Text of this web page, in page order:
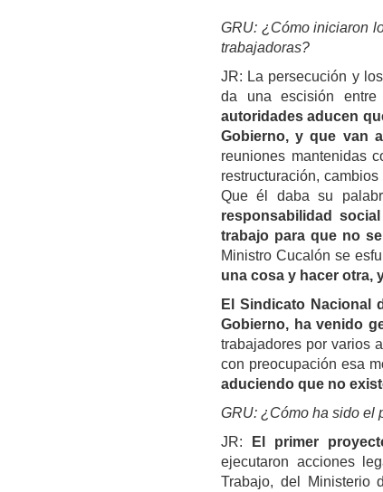
GRU: ¿Cómo iniciaron
trabajadoras?
JR: La persecución y
da una escisión
autoridades aducen
Gobierno, y que van
reuniones mantenidas
restructuración,
Que él daba su
responsabilidad
trabajo para que no
Ministro Cucalón se
una cosa y hacer otra,
El Sindicato Nacional
Gobierno, ha venido
trabajadores por varios
con preocupación esa
aduciendo que no
GRU: ¿Cómo ha sido el
JR:
El primer
ejecutaron acciones
Trabajo, del Ministerio